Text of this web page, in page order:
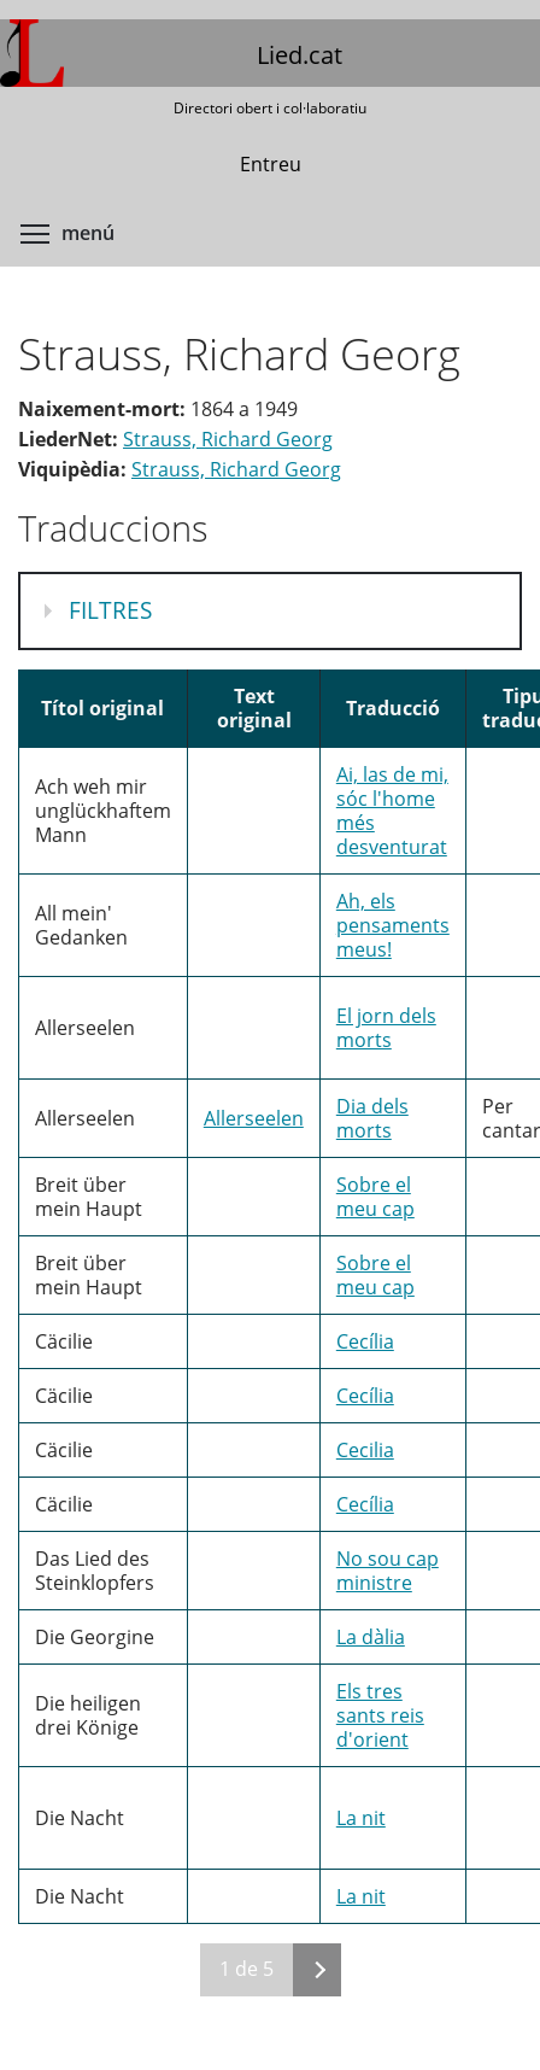
Vés
al
contingut
Lied.cat
Directori obert i col·laboratiu
Entreu
menú
Strauss, Richard Georg
Naixement-mort: 1864a 1949
LiederNet: Strauss, Richard Georg
Viquipèdia: Strauss, Richard Georg
Traduccions
MOSTRA
FILTRES
Títol original
Text
original
Traducció
Ach weh mir
unglückhaftem
Mann
Ai, las de mi,
sóc l'home
més
desventurat
All mein'
Gedanken
Ah, els
pensaments
meus!
Allerseelen
El jorn dels
morts
Allerseelen Allerseelen
Dia dels
morts
Per
cantar
Breit über
mein Haupt
Sobre el
meu cap
Breit über
mein Haupt
Sobre el
meu cap
Cäcilie Cecília
Cäcilie Cecília
Cäcilie Cecilia
Cäcilie Cecília
Das Lied des
Steinklopfers
No sou cap
ministre
Die Georgine La dàlia
Die heiligen
drei Könige
Els tres
sants reis
d'orient
Die Nacht La nit
Die Nacht La nit
1 de 5